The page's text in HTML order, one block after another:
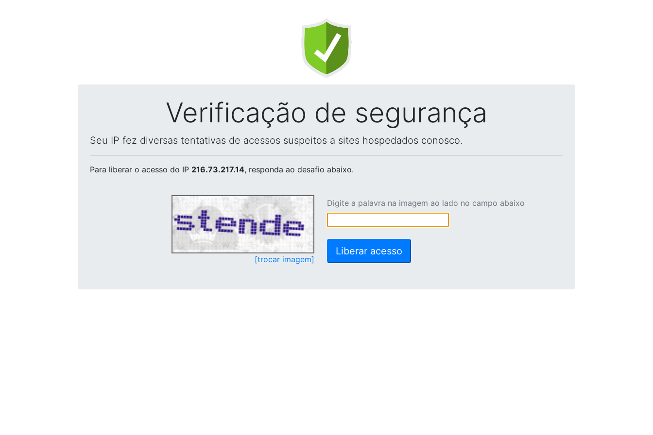
Verificação de segurança
Seu IP fez diversas tentativas de acessos suspeitos a sites hospedados conosco.
Para liberar o acesso do IP 216.73.217.14, responda ao desafio abaixo.
[trocar imagem]
Digite a palavra na imagem ao lado no campo abaixo